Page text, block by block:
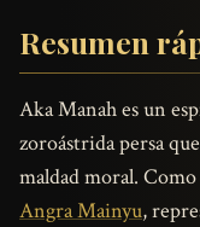
Resumen
Aka Manah es un
zoroástrida persa
maldad moral.
Angra Mainyu,